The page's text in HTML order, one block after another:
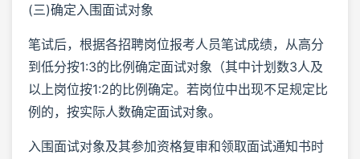
(三)确定入围面试对象
笔试后，根据各招聘岗位报考人员笔试成绩，从高分
到低分按1:3的比例确定面试对象（其中计划数3人及
以上岗位按1:2的比例确定。若岗位中出现不足规定比
例的，按实际人数确定面试对象。
入围面试对象及其参加资格复审和领取面试通知书时